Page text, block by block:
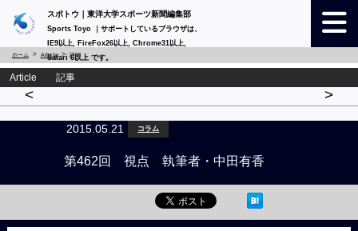
スポトウ｜東洋大学スポーツ新聞編集部
Sports Toyo ｜サポートしているブラウザは、
IE9以上, FireFox26以上, Chrome31以上,
Safari 6以上 です。
ホーム Article 詳細
Article 記事
< >
2015.05.21 コラム
第462回 視点 執筆者・中田有香